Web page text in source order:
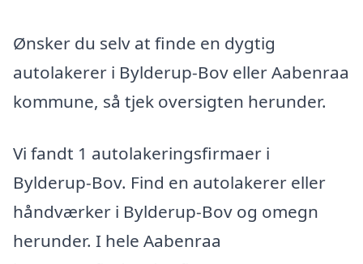
Ønsker du selv at finde en dygtig
autolakerer i Bylderup-Bov eller Aabenraa
kommune, så tjek oversigten herunder.
Vi fandt 1 autolakeringsfirmaer i
Bylderup-Bov. Find en autolakerer eller
håndværker i Bylderup-Bov og omegn
herunder. I hele Aabenraa